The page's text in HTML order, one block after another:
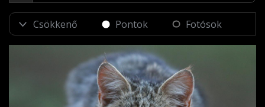
Pontok Fotósok